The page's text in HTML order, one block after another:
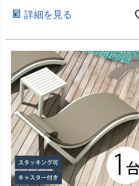
ル 」詳細を見る